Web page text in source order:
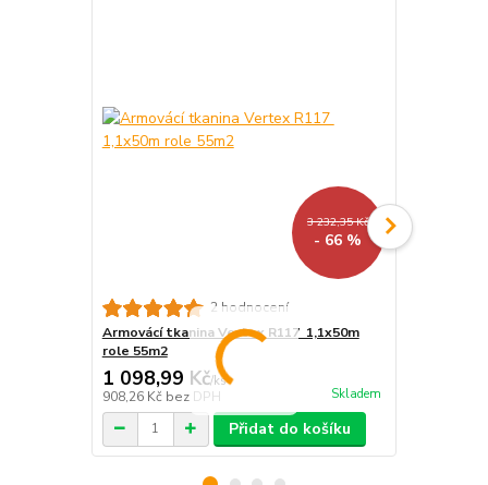
3 232,35 Kč
- 66 %
2 hodnocení
Armovácí tkanina Vertex R117 1,1x50m
role 55m2
1 098,99 Kč/ks
908,26 Kč bez DPH Skladem
Přidat do košíku